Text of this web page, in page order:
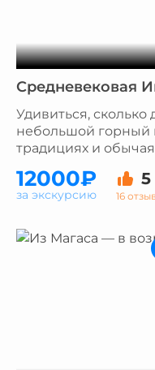
Средневековая
Удивиться,
небольшой горный
традициях и
12000₽ 5
16
за экскурсию